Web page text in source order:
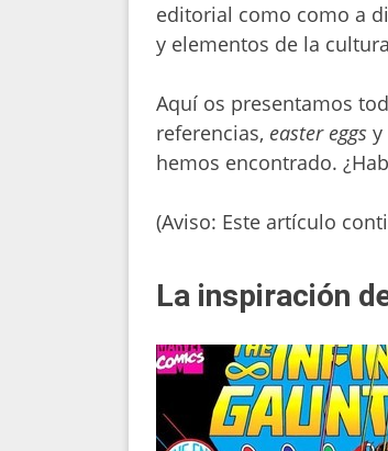
editorial como como a
y elementos de la
Aquí os presentamos
referencias, easter eggs y
hemos encontrado.
(Aviso: Este artículo
La inspiración